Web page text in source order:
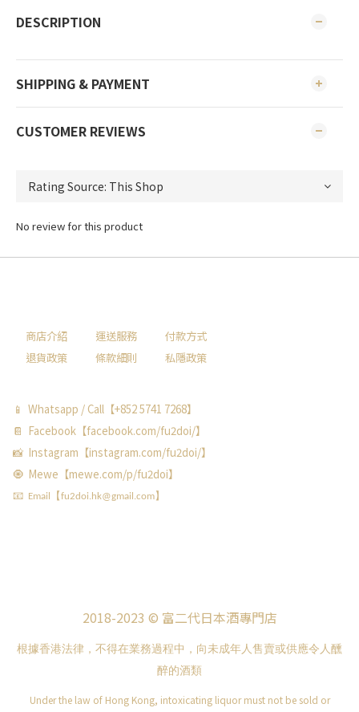
DESCRIPTION
SHIPPING & PAYMENT
CUSTOMER REVIEWS
No review for this product
商店介紹 運送服務
付款方式
退貨政策
條款細則 私隱政策
📱 Whatsapp / Call【+852 5741 7268】
📔 Facebook【facebook.com/fu2doi/】
📸 Instagram【instagram.com/fu2doi/】
🧿 Mewe【mewe.com/p/fu2doi】
📧 Email【fu2doi.hk@gmail.com】
2018-2023 © 富二代日本酒專門店
根據香港法律，不得在業務過程中，向未成年人售賣或供應令人醺
醉的酒類
Under the law of Hong Kong, intoxicating liquor must not be sold or